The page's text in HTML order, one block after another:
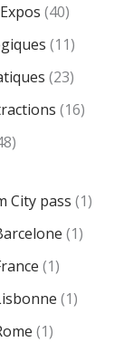
(40)
(11)
(23)
(16)
City pass (1)
(1)
(1)
(1)
(1)